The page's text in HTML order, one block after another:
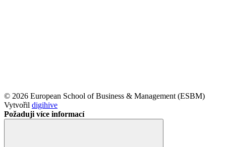
© 2026 European School of Business & Management (ESBM)
Vytvořil digihive
Požaduji více informací